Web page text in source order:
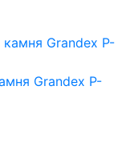
Grandex P-